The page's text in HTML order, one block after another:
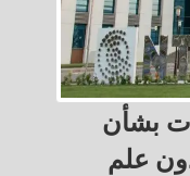
بشأن
علم